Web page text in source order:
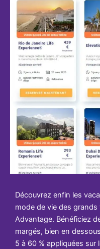
Découvrez enfin les
mode de vie des
Advantage. Bénéficiez
margés, bien en
5 à 60 % appliquées